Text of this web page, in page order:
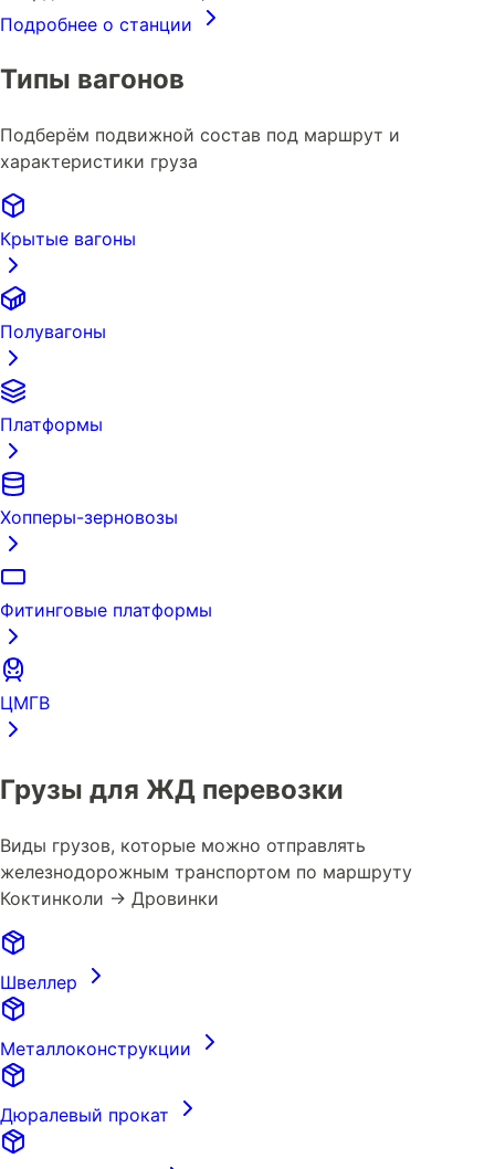
Подробнее о станции
Типы вагонов
Подберём подвижной состав под маршрут и
характеристики груза
Крытые вагоны
Полувагоны
Платформы
Хопперы-зерновозы
Фитинговые платформы
ЦМГВ
Грузы для ЖД перевозки
Виды грузов, которые можно отправлять
железнодорожным транспортом по маршруту
Коктинколи → Дровинки
Швеллер
Металлоконструкции
Дюралевый прокат